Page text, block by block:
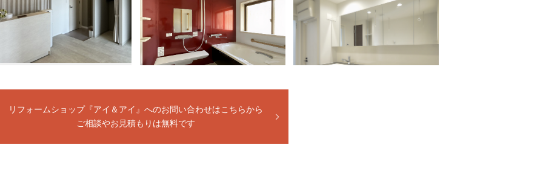
リフォームショップ『アイ＆アイ』へのお問い合わせはこちらから
ご相談やお見積もりは無料です